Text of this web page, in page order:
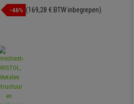
-46% (169,28 € BTW inbegrepen)